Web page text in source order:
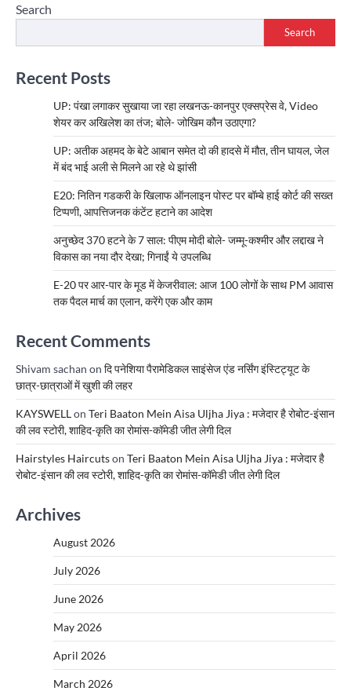
Search
Search
Recent Posts
UP: पंखा लगाकर सुखाया जा रहा लखनऊ-कानपुर एक्सप्रेस वे, Video
शेयर कर अखिलेश का तंज; बोले- जोखिम कौन उठाएगा?
UP: अतीक अहमद के बेटे आबान समेत दो की हादसे में मौत, तीन घायल, जेल
में बंद भाई अली से मिलने आ रहे थे झांसी
E20: नितिन गडकरी के खिलाफ ऑनलाइन पोस्ट पर बॉम्बे हाई कोर्ट की सख्त
टिप्पणी, आपत्तिजनक कंटेंट हटाने का आदेश
अनुच्छेद 370 हटने के 7 साल: पीएम मोदी बोले- जम्मू-कश्मीर और लद्दाख ने
विकास का नया दौर देखा; गिनाईं ये उपलब्धि
E-20 पर आर-पार के मूड में केजरीवाल: आज 100 लोगों के साथ PM आवास
तक पैदल मार्च का एलान, करेंगे एक और काम
Recent Comments
Shivam sachan on दि पनेशिया पैरामेडिकल साइंसेज एंड नर्सिंग इंस्टिट्यूट के
छात्र-छात्राओं में खुशी की लहर
KAYSWELLon Teri Baaton Mein Aisa Uljha Jiya : मजेदार है रोबोट-इंसान
की लव स्टोरी, शाहिद-कृति का रोमांस-कॉमेडी जीत लेगी दिल
Hairstyles Haircutson Teri Baaton Mein Aisa Uljha Jiya : मजेदार है
रोबोट-इंसान की लव स्टोरी, शाहिद-कृति का रोमांस-कॉमेडी जीत लेगी दिल
Archives
August 2026
July 2026
June 2026
May 2026
April 2026
March 2026